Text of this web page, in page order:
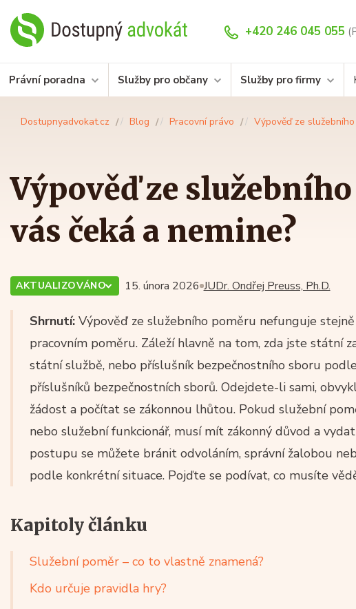
+420 246 045 055
Právní poradna Služby pro občany Služby pro firmy
Dostupnyadvokat.cz Blog Pracovní právo Výpověď ze
Výpověď ze
vás čeká a nemine?
JUDr. Ondřej Preuss, Ph.D.
AKTUALIZOVÁNO 15. února 2026
Shrnutí: Výpověď ze služebního poměru nefunguje
pracovním poměru. Záleží hlavně na tom, zda jste státní
státní službě, nebo příslušník bezpečnostního sboru
příslušníků bezpečnostních sborů. Odejdete-li sami,
žádost a počítat se zákonnou lhůtou. Pokud služební
nebo služební funkcionář, musí mít zákonný důvod a
postupu se můžete bránit odvoláním, správní žalobou
podle konkrétní situace. Pojďte se podívat, co musíte
Kapitoly článku
Služební poměr – co to vlastně znamená?
Kdo určuje pravidla hry?